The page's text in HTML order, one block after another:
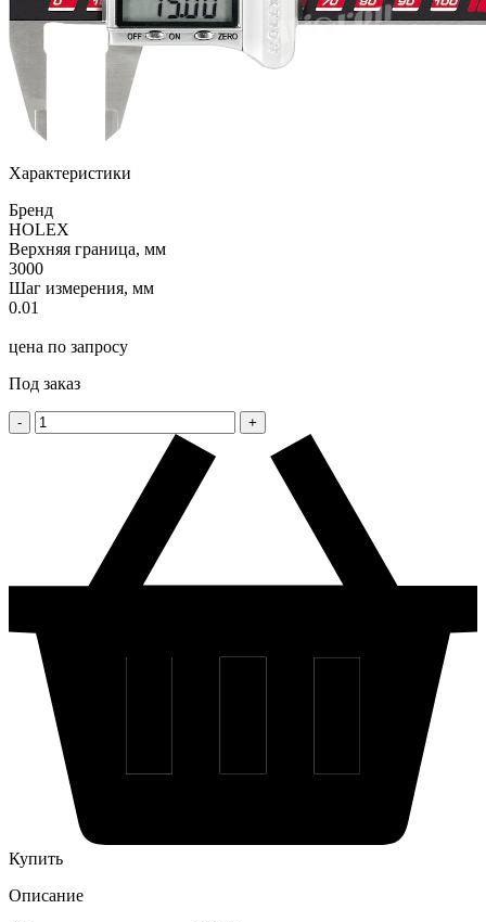
Характеристики
Бренд
HOLEX
Верхняя граница, мм
3000
Шаг измерения, мм
0.01
цена по запросу
Под заказ
Купить
Описание